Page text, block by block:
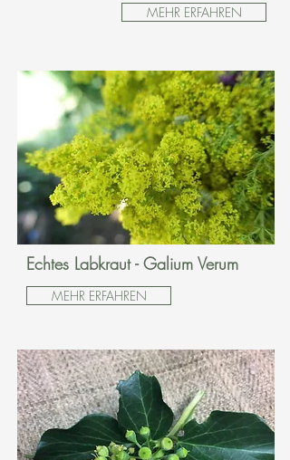
MEHR ERFAHREN
Echtes Labkraut - Galium Verum
MEHR ERFAHREN